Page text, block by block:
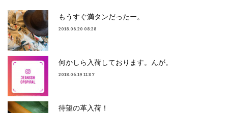
もうすぐ満タンだったー。
2018.06.20 08:28
何かしら入荷しております。んが。
2018.06.19 11:07
待望の革入荷！